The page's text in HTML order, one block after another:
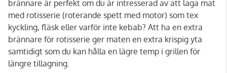
brännare är perfekt om du är intresserad av att laga mat
med rotisserie (roterande spett med motor) som tex
kyckling, fläsk eller varför inte kebab? Att ha en extra
brännare för rotisserie ger maten en extra krispig yta
samtidigt som du kan hålla en lägre temp i grillen för
längre tillagning.